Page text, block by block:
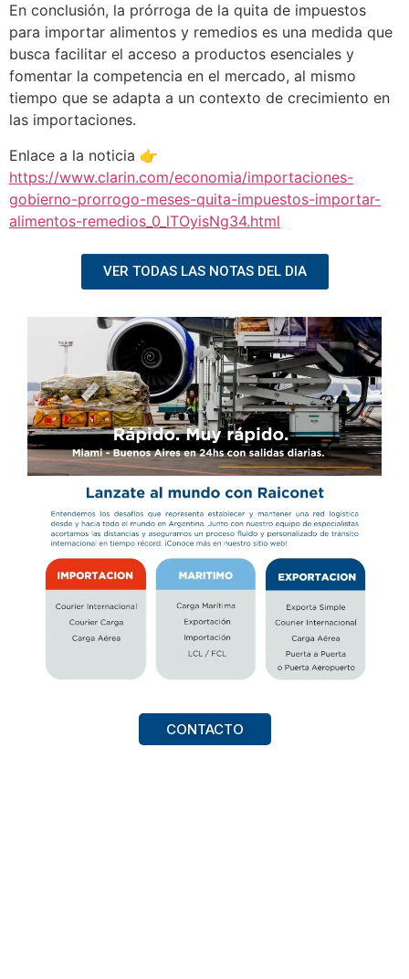
En conclusión, la prórroga de la quita de impuestos
para importar alimentos y remedios es una medida que
busca facilitar el acceso a productos esenciales y
fomentar la competencia en el mercado, al mismo
tiempo que se adapta a un contexto de crecimiento en
las importaciones.
Enlace a la noticia 👉
https://www.clarin.com/economia/importaciones-
gobierno-prorrogo-meses-quita-impuestos-importar-
alimentos-remedios_0_lTOyisNg34.html
VER TODAS LAS NOTAS DEL DIA
CONTACTO